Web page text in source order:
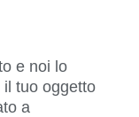
e noi lo
tuo oggetto
a